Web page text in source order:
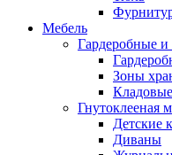
Мебель
Гардеробные
Зоны
Кладовые
Гнутоклееная
Детские
Диваны